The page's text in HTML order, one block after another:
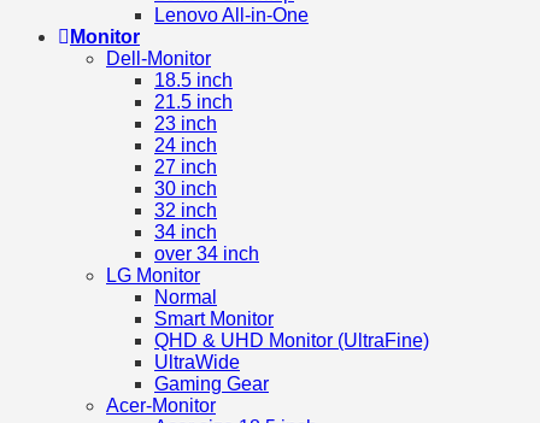
Lenovo All-in-One
Monitor
Dell-Monitor
18.5 inch
21.5 inch
23 inch
24 inch
27 inch
30 inch
32 inch
34 inch
over 34 inch
LG Monitor
Normal
Smart Monitor
QHD & UHD Monitor (UltraFine)
UltraWide
Gaming Gear
Acer-Monitor